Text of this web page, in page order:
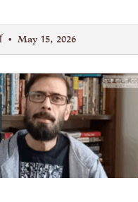
May 15, 2026